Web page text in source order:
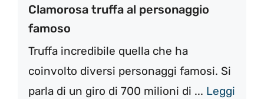
Clamorosa truffa al personaggio
famoso
Truffa incredibile quella che ha
coinvolto diversi personaggi famosi. Si
parla di un giro di 700 milioni di ... Leggi